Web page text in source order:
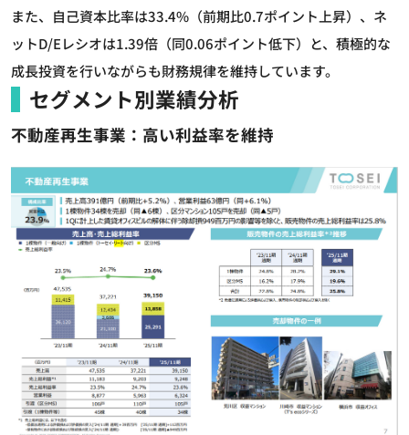
また、自己資本比率は33.4%（前期比0.7ポイント上昇）、ネ
ットD/Eレシオは1.39倍（同0.06ポイント低下）と、積極的な
成長投資を行いながらも財務規律を維持しています。
セグメント別業績分析
不動産再生事業：高い利益率を維持